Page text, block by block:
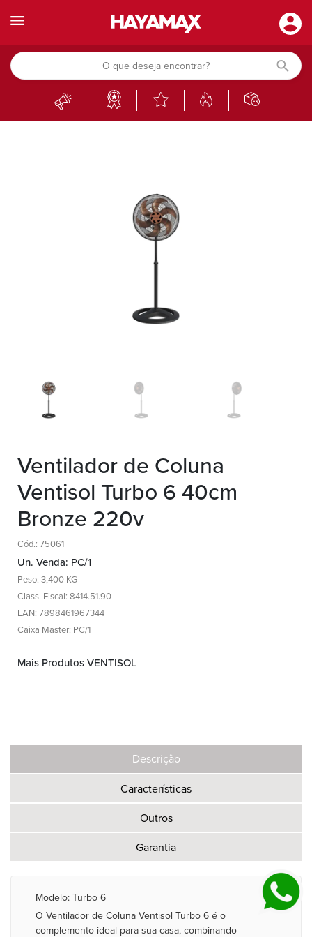
Ventilador de Coluna
Ventisol Turbo 6 40cm
Bronze 220v
Cód.: 75061
Un. Venda: PC/1
Peso: 3,400 KG
Class. Fiscal: 8414.51.90
EAN: 7898461967344
Caixa Master: PC/1
Mais Produtos VENTISOL
Descrição
Características
Outros
Garantia
Modelo: Turbo 6
O Ventilador de Coluna Ventisol Turbo 6 é o
complemento ideal para sua casa, combinando